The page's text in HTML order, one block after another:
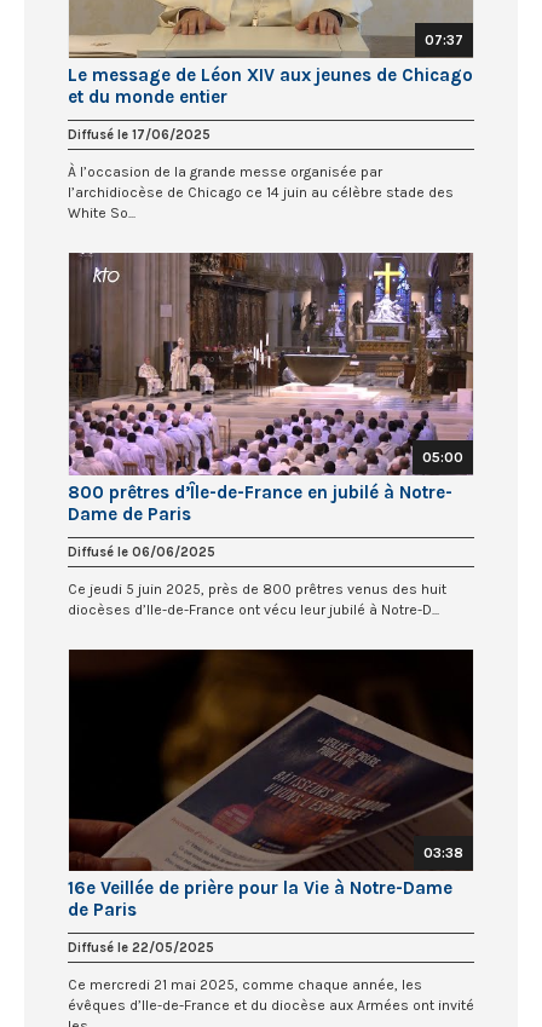
07:37
Le message de Léon XIV aux jeunes de Chicago
et du monde entier
Diffusé le 17/06/2025
À l’occasion de la grande messe organisée par
l’archidiocèse de Chicago ce 14 juin au célèbre stade des
White So...
05:00
800 prêtres d’Île-de-France en jubilé à Notre-
Dame de Paris
Diffusé le 06/06/2025
Ce jeudi 5 juin 2025, près de 800 prêtres venus des huit
diocèses d’Ile-de-France ont vécu leur jubilé à Notre-D...
03:38
16e Veillée de prière pour la Vie à Notre-Dame
de Paris
Diffusé le 22/05/2025
Ce mercredi 21 mai 2025, comme chaque année, les
évêques d’Ile-de-France et du diocèse aux Armées ont invité